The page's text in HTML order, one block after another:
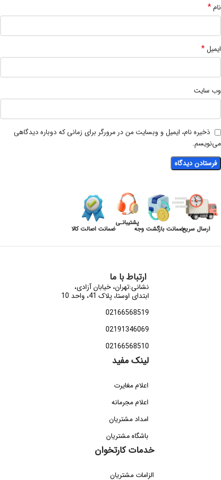
نام*
ایمیل*
وب‌ سایت
ذخیره نام، ایمیل و وبسایت من در مرورگر برای زمانی که دوباره دیدگاهی
می‌نویسم.
ارسال سریعضمانت بازگشت وجه
پشتیبانـی
ضمانت اصالت کالا
ارتباط با ما
نشانی:تهران، خیابان آزادی،
ابتدای اوستا، پلاک 41، واحد 10
02166568519
02191346069
02166568510
لینک مفید
اعلام مغایرت
اعلام مجرمانه
امداد مشتریان
باشگاه مشتریان
خدمات کارتخوان
الزامات مشتریان